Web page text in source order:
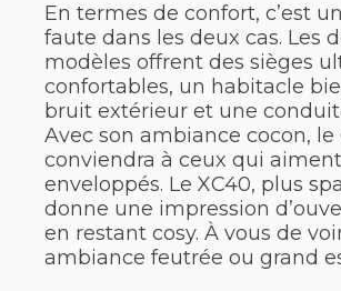
En termes de confort, c’est
faute dans les deux cas. Les
modèles offrent des sièges
confortables, un habitacle
bruit extérieur et une
Avec son ambiance cocon, le
conviendra à ceux qui
enveloppés. Le XC40, plus
donne une impression
en restant cosy. À vous de
ambiance feutrée ou grand